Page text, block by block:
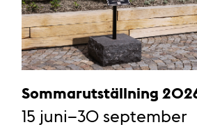
Sommarutställning
15 juni–30 september